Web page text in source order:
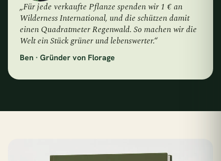
„Für jede verkaufte Pflanze spenden wir 1 € an
Wilderness International, und die schützen damit
einen Quadratmeter Regenwald. So machen wir die
Welt ein Stück grüner und lebenswerter.“
Ben · Gründer von Florage